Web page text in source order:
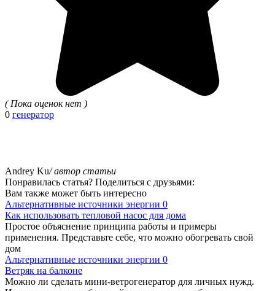
( Пока оценок нет )
0 генератор
Andrey Ku/ автор статьи
Понравилась статья? Поделиться с друзьями:
Вам также может быть интересно
Альтернативные источники энергии 0
Как использовать тепловой насос для дома
Простое объяснение принципа работы и примеры
применения. Представьте себе, что можно обогревать свой
дом
Альтернативные источники энергии 0
Ветряк на балконе
Можно ли сделать мини-ветрогенератор для личных нужд.